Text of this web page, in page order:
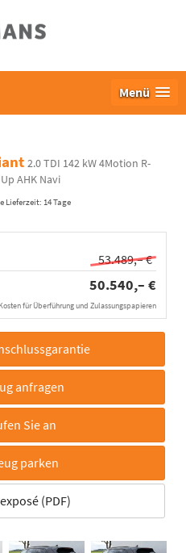
Menü
2.0 TDI 142 kW 4Motion R-
AHK Navi
Lieferzeit: 14 Tage
53.489,– €
50.540,– €
für Überführung und Zulassungspapieren
anfragen
Sie an
parken
(PDF)